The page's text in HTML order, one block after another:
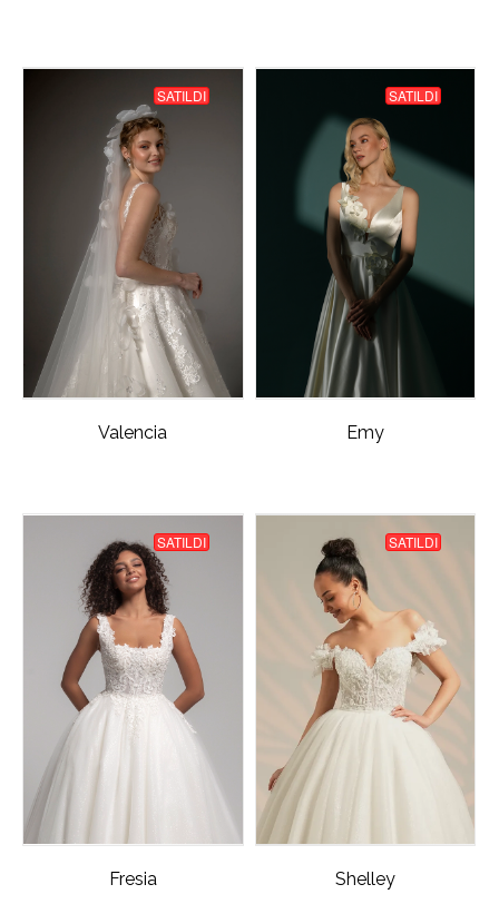
SATILDI
Valencia
SATILDI
Emy
SATILDI
Fresia
SATILDI
Shelley